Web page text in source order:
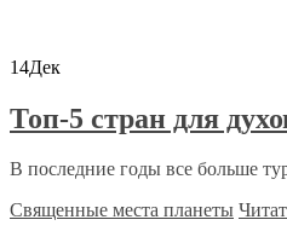
14Дек
Топ-5 стран для
В последние годы все больше
Священные места планеты